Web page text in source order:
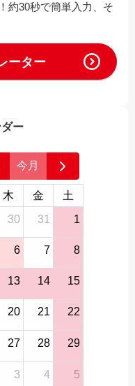
約30秒で簡単入力、そ
ーター
ー
今月
木 金
土
30 31 1
6 7 8
13 14 15
20 21 22
27 28 29
3 4 5